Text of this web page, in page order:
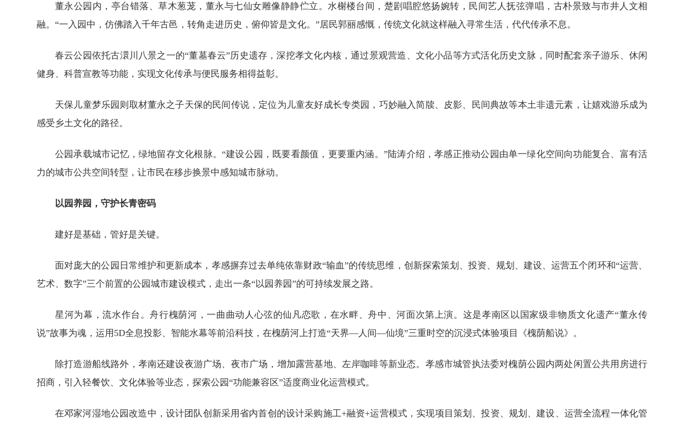
董永公园内，亭台错落、草木葱茏，董永与七仙女雕像静静伫立。水榭楼台间，楚剧唱腔悠扬婉转，民间艺人抚弦弹唱，古朴景致与市井人文相
融。“一入园中，仿佛踏入千年古邑，转角走进历史，俯仰皆是文化。”居民郭丽感慨，传统文化就这样融入寻常生活，代代传承不息。
春云公园依托古澴川八景之一的“董墓春云”历史遗存，深挖孝文化内核，通过景观营造、文化小品等方式活化历史文脉，同时配套亲子游乐、休闲
健身、科普宣教等功能，实现文化传承与便民服务相得益彰。
天保儿童梦乐园则取材董永之子天保的民间传说，定位为儿童友好成长专类园，巧妙融入简牍、皮影、民间典故等本土非遗元素，让嬉戏游乐成为
感受乡土文化的路径。
公园承载城市记忆，绿地留存文化根脉。“建设公园，既要看颜值，更要重内涵。”陆涛介绍，孝感正推动公园由单一绿化空间向功能复合、富有活
力的城市公共空间转型，让市民在移步换景中感知城市脉动。
以园养园，守护长青密码
建好是基础，管好是关键。
面对庞大的公园日常维护和更新成本，孝感摒弃过去单纯依靠财政“输血”的传统思维，创新探索策划、投资、规划、建设、运营五个闭环和“运营、
艺术、数字”三个前置的公园城市建设模式，走出一条“以园养园”的可持续发展之路。
星河为幕，流水作台。舟行槐荫河，一曲曲动人心弦的仙凡恋歌，在水畔、舟中、河面次第上演。这是孝南区以国家级非物质文化遗产“董永传
说”故事为魂，运用5D全息投影、智能水幕等前沿科技，在槐荫河上打造“天界—人间—仙境”三重时空的沉浸式体验项目《槐荫船说》。
除打造游船线路外，孝南还建设夜游广场、夜市广场，增加露营基地、左岸咖啡等新业态。孝感市城管执法委对槐荫公园内两处闲置公共用房进行
招商，引入轻餐饮、文化体验等业态，探索公园“功能兼容区”适度商业化运营模式。
在邓家河湿地公园改造中，设计团队创新采用省内首创的设计采购施工+融资+运营模式，实现项目策划、投资、规划、建设、运营全流程一体化管